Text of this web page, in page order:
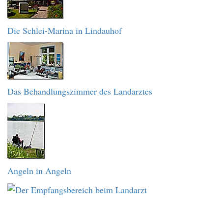
Die Schlei-Marina in Lindauhof
Das Behandlungszimmer des Landarztes
Angeln in Angeln